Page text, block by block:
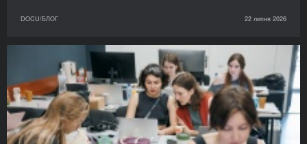
DOCU/БЛОГ 22 липня 2026